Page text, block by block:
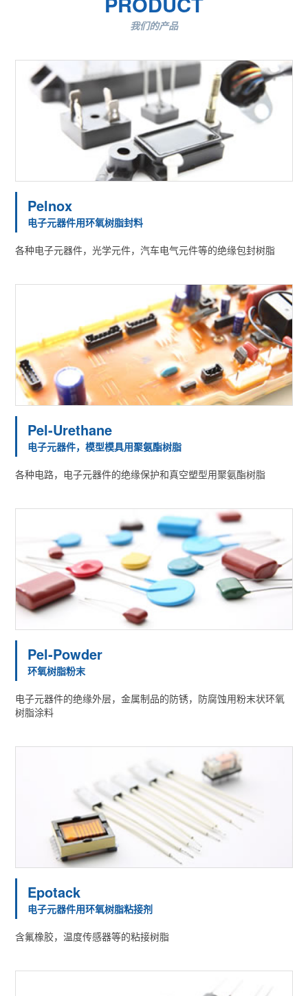
我们的产品
Pelnox
电子元器件用环氧树脂封料
各种电子元器件，光学元件，汽车电气元件等的绝缘包封树脂
Pel-Urethane
电子元器件，模型模具用聚氨酯树脂
各种电路，电子元器件的绝缘保护和真空塑型用聚氨酯树脂
Pel-Powder
环氧树脂粉末
电子元器件的绝缘外层，金属制品的防锈，防腐蚀用粉末状环氧
树脂涂料
Epotack
电子元器件用环氧树脂粘接剂
含氟橡胶，温度传感器等的粘接树脂